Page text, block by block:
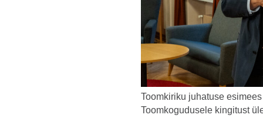
Toomkiriku juhatuse
Toomkogudusele kingitust